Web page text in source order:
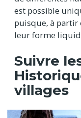
est possible
puisque, à partir
leur forme
Suivre
villages